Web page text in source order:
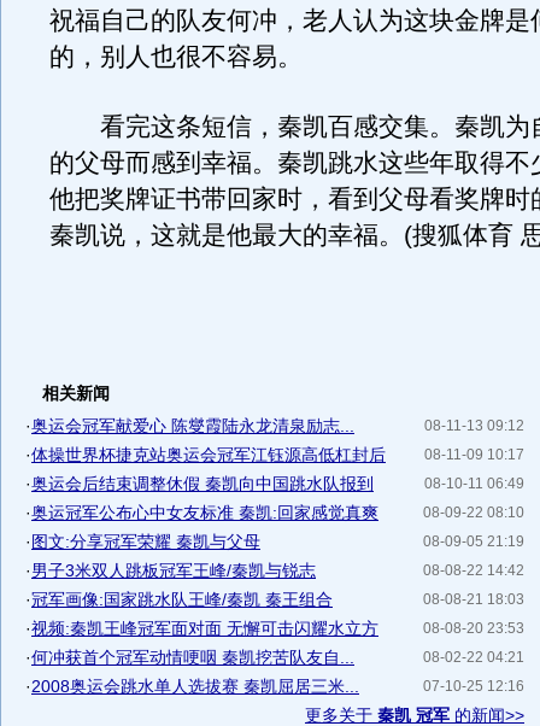
祝福自己的队友何冲，老人认为这块金牌是
的，别人也很不容易。
看完这条短信，秦凯百感交集。秦凯为
的父母而感到幸福。秦凯跳水这些年取得不
他把奖牌证书带回家时，看到父母看奖牌时
秦凯说，这就是他最大的幸福。(搜狐体育
相关新闻
08-11-13 09:12
·奥运会冠军献爱心 陈燮霞陆永龙清泉励志...
08-11-09 10:17
·体操世界杯捷克站奥运会冠军江钰源高低杠封后
08-10-11 06:49
·奥运会后结束调整休假 秦凯向中国跳水队报到
08-09-22 08:10
·奥运冠军公布心中女友标准 秦凯:回家感觉真爽
08-09-05 21:19
·图文:分享冠军荣耀 秦凯与父母
08-08-22 14:42
·男子3米双人跳板冠军王峰/秦凯与锐志
08-08-21 18:03
·冠军画像:国家跳水队王峰/秦凯 秦王组合
08-08-20 23:53
·视频:秦凯王峰冠军面对面 无懈可击闪耀水立方
08-02-22 04:21
·何冲获首个冠军动情哽咽 秦凯挖苦队友自...
07-10-25 12:16
·2008奥运会跳水单人选拔赛 秦凯屈居三米...
更多关于 秦凯 冠军 的新闻>>